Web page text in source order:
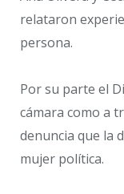
relataron
persona.
Por su parte el
cámara como a
denuncia que la
mujer política.